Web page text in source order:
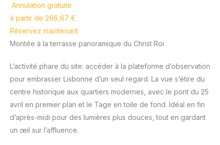
Annulation gratuite
à partir de 266,67 €
Réservez maintenant
Montée à la terrasse panoramique du Christ Roi
L’activité phare du site: accéder à la plateforme d’observation
pour embrasser Lisbonne d’un seul regard. La vue s’étire du
centre historique aux quartiers modernes, avec le pont du 25
avril en premier plan et le Tage en toile de fond. Idéal en fin
d’après-midi pour des lumières plus douces, tout en gardant
un œil sur l’affluence.